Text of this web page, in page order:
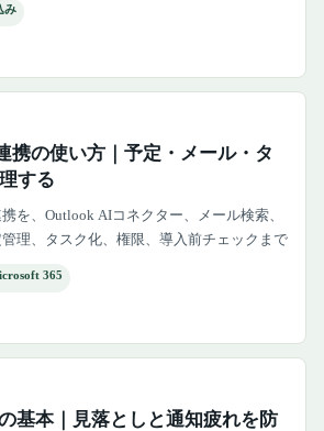
み
携の使い方｜予定・メール・タ
する
を、Outlook AIコネクター、メール検索、
理、タスク化、権限、導入前チェックまで
365
基本｜見落としと通知疲れを防